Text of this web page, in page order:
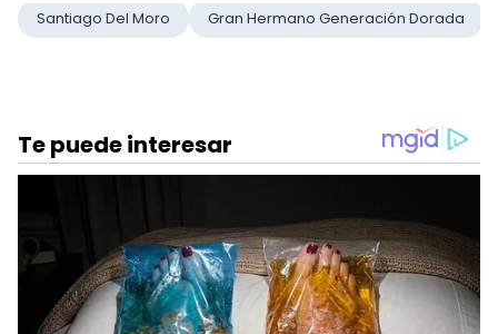
Santiago Del Moro Gran Hermano Generación Dorada